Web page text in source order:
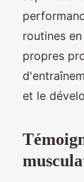
routines
propres
et le